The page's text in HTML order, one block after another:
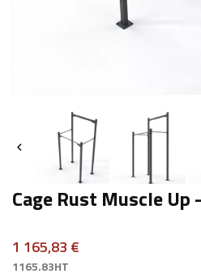

Cage Rust Muscle Up
1 165,83 €
1165.83HT